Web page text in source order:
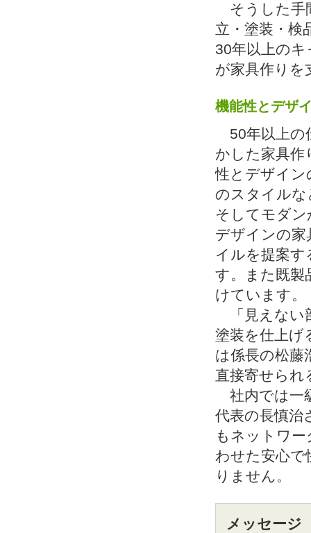
そうした手
立・塗装・検
30年以上の
が家具作りを
機能性とデザ
50年以上の
かした家具作
性とデザイン
のスタイルな
そしてモダ
デザインの家
イルを提案す
す。また既製
けています。
「見えない
塗装を仕上げ
は係長の松藤
直接寄せられ
社内では一
代表の長慎治
もネットワ
わせた安心で
りません。
メッセージ